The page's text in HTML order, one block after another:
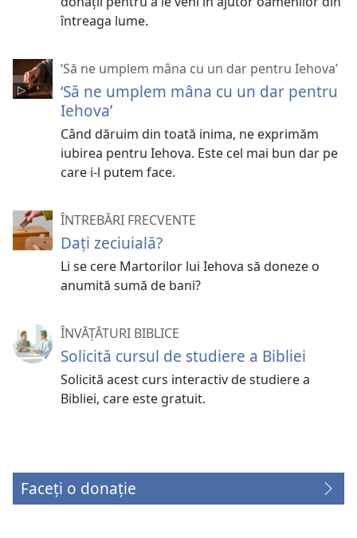
întreaga lume.
‘Să ne umplem mâna cu un dar pentru Iehova’
‘Să ne umplem mâna cu un dar pentru
Iehova’
Când dăruim din toată inima, ne exprimăm
iubirea pentru Iehova. Este cel mai bun dar pe
care i-l putem face.
ÎNTREBĂRI FRECVENTE
Dați zeciuială?
Li se cere Martorilor lui Iehova să doneze o
anumită sumă de bani?
ÎNVĂȚĂTURI BIBLICE
Solicită cursul de studiere a Bibliei
Solicită acest curs interactiv de studiere a
Bibliei, care este gratuit.
Faceți o donație